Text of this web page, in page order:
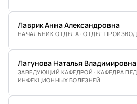
Лаврик Анна Александровна
НАЧАЛЬНИК ОТДЕЛА · ОТДЕЛ
Лагунова Наталья Владимировна
ЗАВЕДУЮЩИЙ КАФЕДРОЙ · КАФЕДРА
ИНФЕКЦИОННЫХ БОЛЕЗНЕЙ